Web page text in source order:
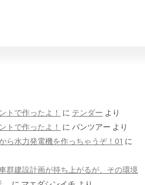
トで作ったよ！ に テンダー より
トで作ったよ！ に パンツアー より
ら水力発電機を作っちゃうぞ！01 に
群建設計画が持ち上がるが、その環境